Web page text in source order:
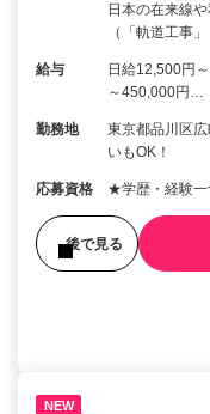
日本の在来線
（「軌道工事
給与
日給12,500円
～450,000円…
勤務地
東京都品川区
いもOK！
応募資格 ★学歴・経験一
後で見る
NEW